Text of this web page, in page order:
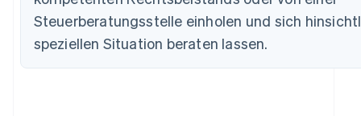
Steuerberatungsstelle einholen und sich
speziellen Situation beraten lassen.
简体中文English
EnglishSvenska
Frankreich